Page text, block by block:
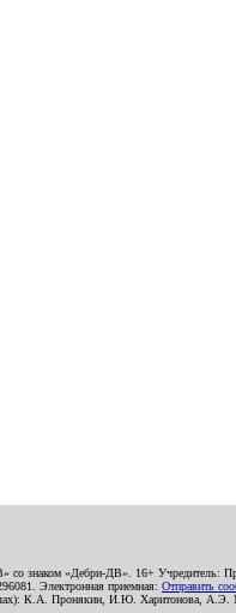
со знаком «Дебри-ДВ». 16+
Электронная приемная: Отправить
началах): К.А. Пронякин, И.Ю.